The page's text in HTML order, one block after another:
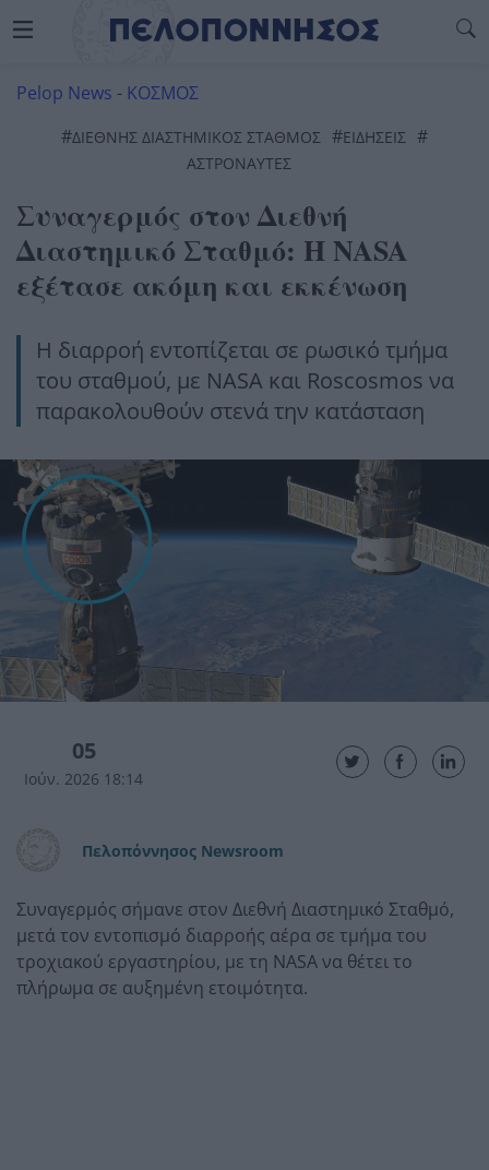
Pelop News - ΚΟΣΜΟΣ
#ΔΙΕΘΝΗΣ ΔΙΑΣΤΗΜΙΚΟΣ ΣΤΑΘΜΟΣ #ΕΙΔΗΣΕΙΣ #
ΑΣΤΡΟΝΑΎΤΕΣ
Συναγερμός στον Διεθνή
Διαστημικό Σταθμό: Η NASA
εξέτασε ακόμη και εκκένωση
Η διαρροή εντοπίζεται σε ρωσικό τμήμα
του σταθμού, με NASA και Roscosmos να
παρακολουθούν στενά την κατάσταση
05
Ιούν. 2026 18:14
Πελοπόννησος Newsroom
Συναγερμός σήμανε στον Διεθνή Διαστημικό Σταθμό,
μετά τον εντοπισμό διαρροής αέρα σε τμήμα του
τροχιακού εργαστηρίου, με τη NASA να θέτει το
πλήρωμα σε αυξημένη ετοιμότητα.